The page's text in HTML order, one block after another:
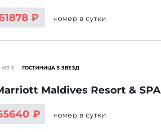
₽
номер в сутки
ИЗ 5 ГОСТИНИЦА 5 ЗВЕЗД
Maldives Resort & SPA
₽
номер в сутки